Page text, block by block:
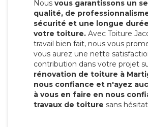
Nous vous garantissons un
qualité, de
sécurité et une longue
votre toiture. Avec Toiture
travail bien fait, nous vous
vous aurez une nette
contribution dans votre projet
rénovation de toiture à
nous confiance et n'ayez
à vous en faire en nous
travaux de toiture sans